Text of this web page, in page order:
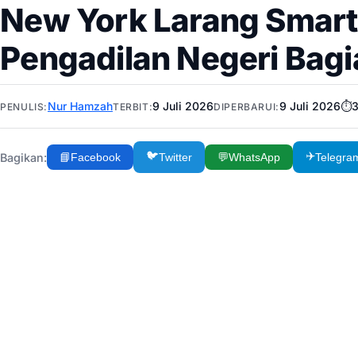
New York Larang
Pengadilan Negeri
PENULIS: Nur HamzahTERBIT:9 Juli 2026DIPERBARUI:9 Juli 2026⏱️3
Bagikan: 📘Facebook 🐦Twitter 💬WhatsApp ✈️